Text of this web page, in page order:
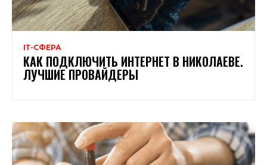
ІТ-СФЕРА
КАК ПОДКЛЮЧИТЬ ИНТЕРНЕТ В НИКОЛАЕВЕ.
ЛУЧШИЕ ПРОВАЙДЕРЫ